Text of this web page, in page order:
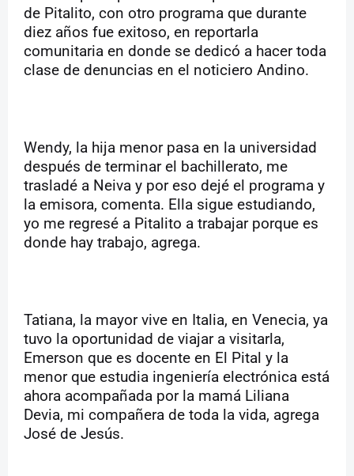
de Pitalito, con otro programa que durante
diez años fue exitoso, en reportarla
comunitaria en donde se dedicó a hacer toda
clase de denuncias en el noticiero Andino.
Wendy, la hija menor pasa en la universidad
después de terminar el bachillerato, me
trasladé a Neiva y por eso dejé el programa y
la emisora, comenta. Ella sigue estudiando,
yo me regresé a Pitalito a trabajar porque es
donde hay trabajo, agrega.
Tatiana, la mayor vive en Italia, en Venecia, ya
tuvo la oportunidad de viajar a visitarla,
Emerson que es docente en El Pital y la
menor que estudia ingeniería electrónica está
ahora acompañada por la mamá Liliana
Devia, mi compañera de toda la vida, agrega
José de Jesús.